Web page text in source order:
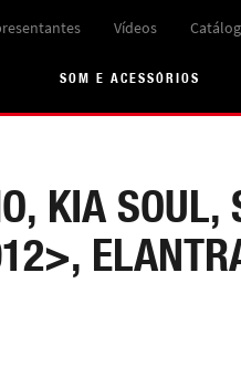
Vídeos
SOM E ACESSÓRIOS
KIA